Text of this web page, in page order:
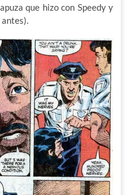
que hizo con Speedy y
antes).